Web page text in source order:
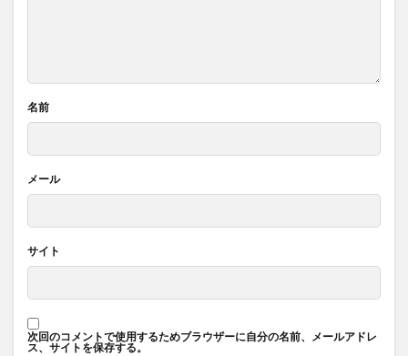
名前
メール
サイト
次回のコメントで使用するためブラウザーに自分の名前、メールアドレ
ス、サイトを保存する。